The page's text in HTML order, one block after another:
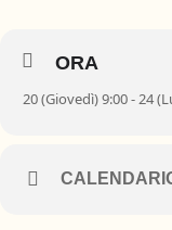
ORA
20 (Giovedì) 9:00 - 24